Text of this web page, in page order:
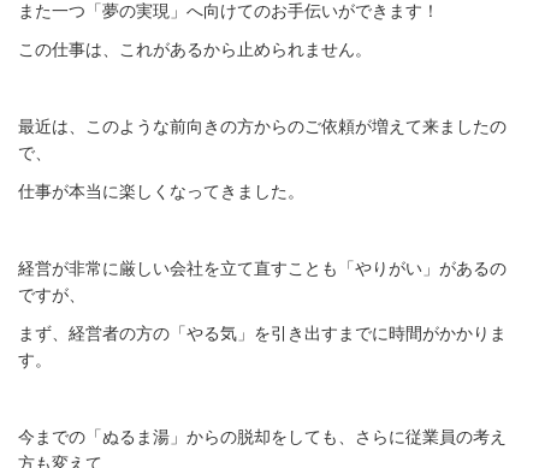
また一つ「夢の実現」へ向けてのお手伝いができます！
この仕事は、これがあるから止められません。
最近は、このような前向きの方からのご依頼が増えて来ましたの
で、
仕事が本当に楽しくなってきました。
経営が非常に厳しい会社を立て直すことも「やりがい」があるの
ですが、
まず、経営者の方の「やる気」を引き出すまでに時間がかかりま
す。
今までの「ぬるま湯」からの脱却をしても、さらに従業員の考え
方も変えて